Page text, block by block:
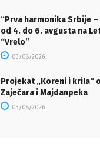
“Prva harmonika Srbije
od 4. do 6. avgusta na
“Vrelo”
03/08/2026
Projekat „Koreni i krila“
Zaječara i Majdanpeka
03/08/2026